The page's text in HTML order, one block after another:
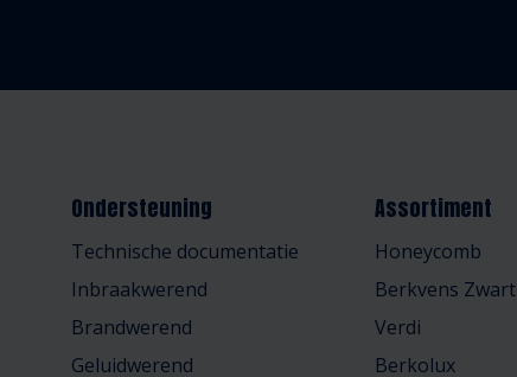
Ondersteuning
Technische documentatie
Inbraakwerend
Brandwerend
Geluidwerend
Assortiment
Honeycomb
Berkvens Zwart
Verdi
Berkolux